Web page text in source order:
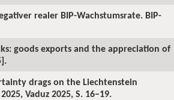
realer BIP-Wachstumsrate. BIP-
goods exports and the appreciation of
drags on the Liechtenstein
Vaduz 2025, S. 16–19.